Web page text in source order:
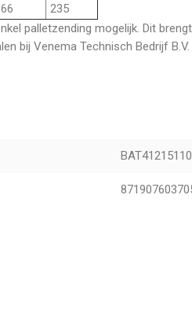
235
palletzending mogelijk. Dit
bij Venema Technisch Bedrijf